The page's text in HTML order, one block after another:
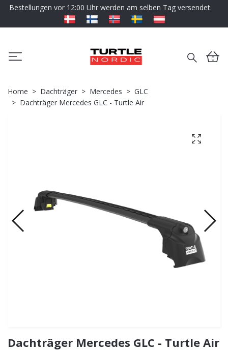
Bestellungen vor 12:00 Uhr werden am selben Tag versendet.
0
Home Dachträger Mercedes
GLC
Dachträger Mercedes GLC - Turtle Air
Dachträger Mercedes GLC - Turtle Air